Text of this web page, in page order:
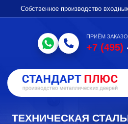
Собственное производство
ПРИЁМ
+7 (495)
ТЕХНИЧЕСКАЯ